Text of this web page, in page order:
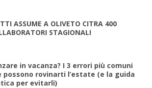
ASSUME A OLIVETO CITRA 400
STAGIONALI
in vacanza? I 3 errori più comuni
possono rovinarti l’estate (e la guida
per evitarli)